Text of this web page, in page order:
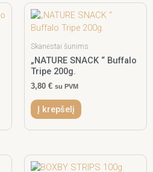
Skanėstai šunims
„NATURE SNACK “ Buffalo
Tripe 200g.
3,80 € su PVM
Į krepšelį